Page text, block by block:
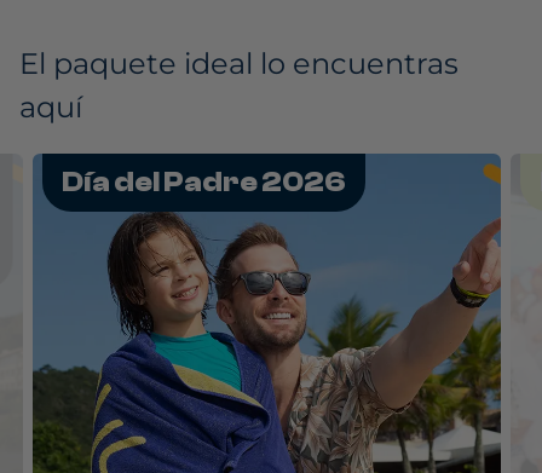
El paquete ideal lo encuentras
aquí
Pre-Carnaval 2027